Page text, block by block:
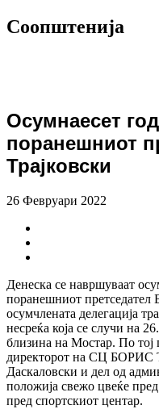
Соопштенија
Осумнаесет
поранешниот
Трајковски
26 Февруари 2022
Денеска се навршуваат
поранешниот претседател
осумчлената делегација
несреќа која се случи на
близина на Мостар. По тој
директорот на СЦ
Даскаловски и дел од
положија свежо цвеќе
пред спортскиот центар.